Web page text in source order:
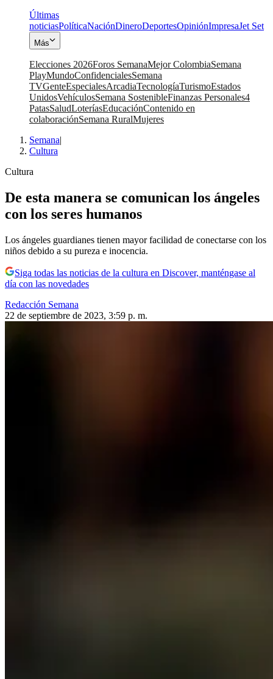
Últimas
noticiasPolíticaNaciónDineroDeportesOpiniónImpresaJet Set
Más
Elecciones 2026Foros SemanaMejor ColombiaSemana
PlayMundoConfidencialesSemana
TVGenteEspecialesArcadiaTecnologíaTurismoEstados
UnidosVehículosSemana SostenibleFinanzas Personales4
PatasSaludLoteríasEducaciónContenido en
colaboraciónSemana RuralMujeres
Semana|
Cultura
Cultura
De esta manera se comunican los ángeles
con los seres humanos
Los ángeles guardianes tienen mayor facilidad de conectarse con los
niños debido a su pureza e inocencia.
Siga todas las noticias de la cultura en Discover, manténgase al
día con las novedades
Redacción Semana
22 de septiembre de 2023, 3:59 p. m.